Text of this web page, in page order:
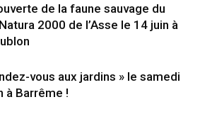
de la faune sauvage du
2000 de l’Asse le 14 juin à
vous aux jardins » le samedi
à Barrême !